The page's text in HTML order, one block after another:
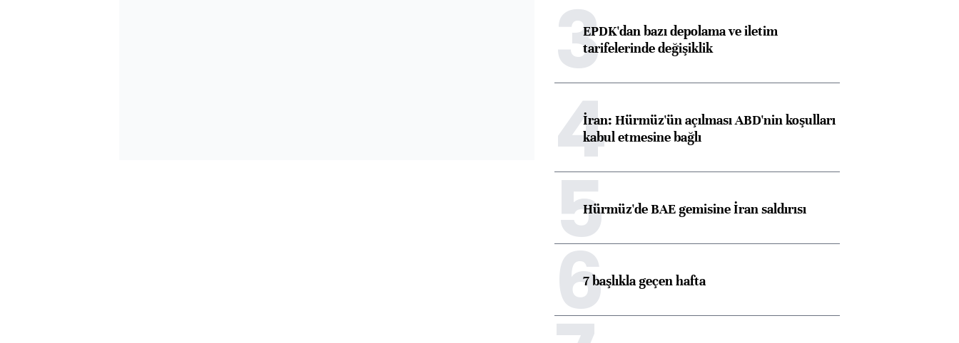
3EPDK'dan bazı depolama ve iletim
tarifelerinde değişiklik
4İran: Hürmüz'ün açılması ABD'nin koşulları
kabul etmesine bağlı
5Hürmüz'de BAE gemisine İran saldırısı
67 başlıkla geçen hafta